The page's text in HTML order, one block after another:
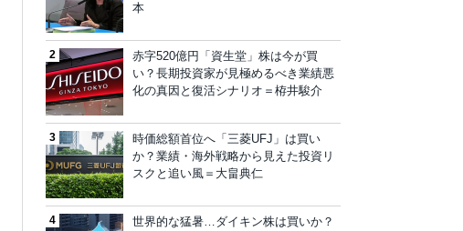
本
赤字520億円「資生堂」株は今が買
い？長期投資家が見極めるべき業績悪
化の真因と復活シナリオ＝栫井駿介
時価総額首位へ「三菱UFJ」は買い
か？業績・海外戦略から見えた投資リ
スクと追い風＝大畠典仁
世界的な猛暑…ダイキン株は買いか？